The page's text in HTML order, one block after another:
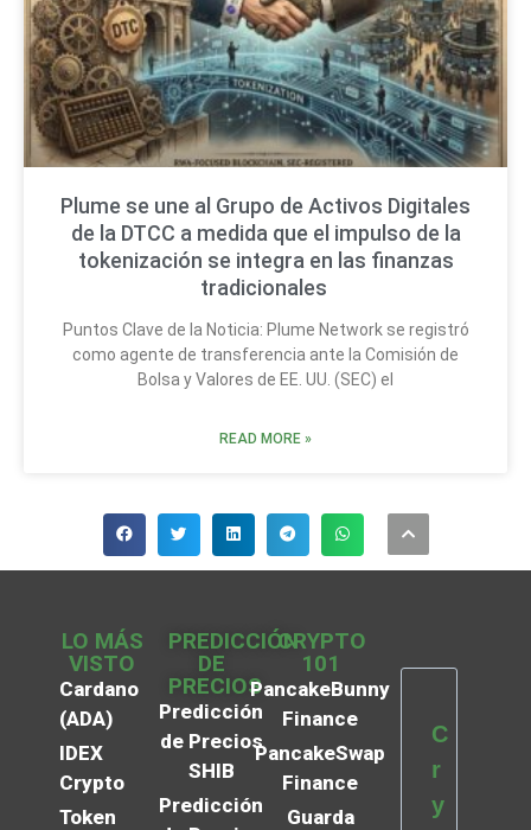
Plume se une al Grupo de Activos Digitales
de la DTCC a medida que el impulso de la
tokenización se integra en las finanzas
tradicionales
Puntos Clave de la Noticia: Plume Network se registró
como agente de transferencia ante la Comisión de
Bolsa y Valores de EE. UU. (SEC) el
READ MORE »
LO MÁS
VISTO
Cardano
(ADA)
IDEX
Crypto
Token
PREDICCIÓN
DE
PRECIOS
Predicción
de Precios
SHIB
Predicción
CRYPTO
101
PancakeBunny
Finance
PancakeSwap
Finance
Guarda
C
r
y